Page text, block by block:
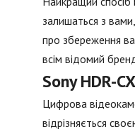
залишаться з
про збереження
всім відомий
Sony HDR-
Цифрова
відрізняється